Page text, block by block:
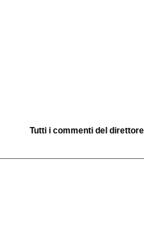
Tutti i commenti del direttore